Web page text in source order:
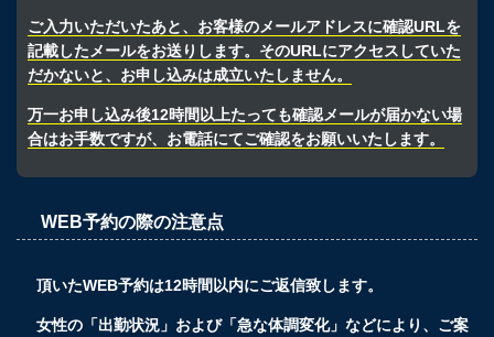
ご入力いただいたあと、お客様のメールアドレスに確認URLを
記載したメールをお送りします。そのURLにアクセスしていた
だかないと、お申し込みは成立いたしません。
万一お申し込み後12時間以上たっても確認メールが届かない場
合はお手数ですが、お電話にてご確認をお願いいたします。
WEB予約の際の注意点
頂いたWEB予約は12時間以内にご返信致します。
女性の「出勤状況」および「急な体調変化」などにより、ご案